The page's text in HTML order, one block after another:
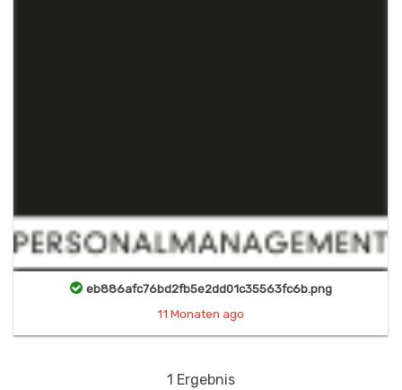
eb886afc76bd2fb5e2dd01c35563fc6b.png
11 Monaten ago
1 Ergebnis